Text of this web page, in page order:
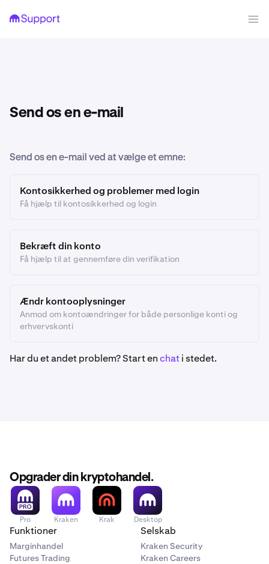
Send os en e-mail
Send os en e-mail ved at vælge et emne:
Kontosikkerhed og problemer med login
Få hjælp til kontosikkerhed og login
Bekræft din konto
Få hjælp til at gennemføre din verifikation
Ændr kontooplysninger
Anmod om kontoændringer for både personlige konti og
erhvervskonti
Har du et andet problem? Start enchati stedet.
Opgrader din kryptohandel.
Pro Kraken Krak Desktop
Funktioner
Marginhandel
Futures Trading
Selskab
Kraken Security
Kraken Careers